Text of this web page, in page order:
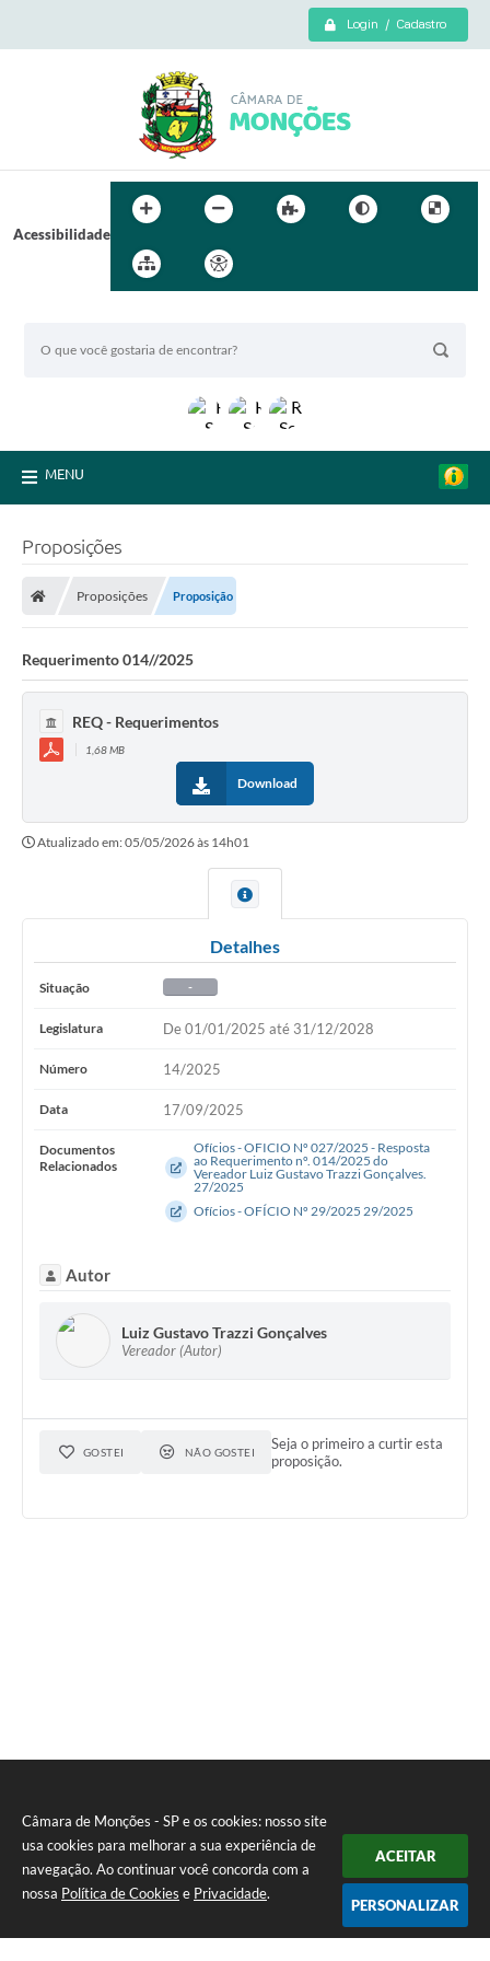
Câmara de Monções - SP e os cookies: nosso site
usa cookies para melhorar a sua experiência de
navegação. Ao continuar você concorda com a
nossa Política de Cookies e Privacidade.
ACEITAR
PERSONALIZAR
Login / Cadastro
Acessibilidade
MENU
Proposições
Proposições Proposição
Requerimento 014//2025
REQ - Requerimentos
1,68 MB
Download
Atualizado em: 05/05/2026 às 14h01
Detalhes
Situação -
Legislatura De 01/01/2025 até 31/12/2028
Número 14/2025
Data 17/09/2025
Documentos
Relacionados
Ofícios - OFICIO Nº 027/2025 - Resposta
ao Requerimento nº. 014/2025 do
Vereador Luiz Gustavo Trazzi Gonçalves.
27/2025
Ofícios - OFÍCIO Nº 29/2025 29/2025
Autor
Luiz Gustavo Trazzi Gonçalves
Vereador (Autor)
GOSTEI NÃO GOSTEI
Seja o primeiro a curtir esta
proposição.